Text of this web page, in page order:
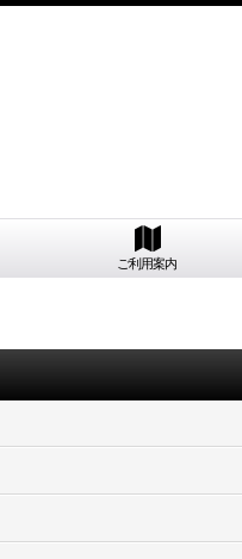
ご利用案内